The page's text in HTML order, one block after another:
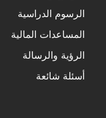
الرسوم الدراسية
المساعدات المالية
الرؤية والرسالة
أسئلة شائعة